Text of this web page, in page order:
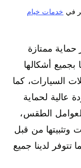
في خدمات خيام
ممتازة
بجميع أشكالها
السيارات، كما
لحماية
الطقس،
وتثبيتها من قبل
لدينا جميع